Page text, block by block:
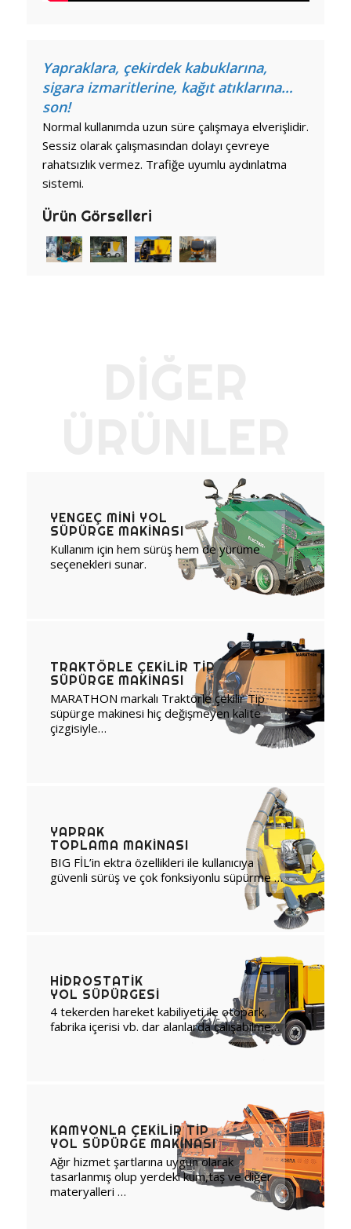
Yapraklara, çekirdek kabuklarına,
sigara izmaritlerine, kağıt atıklarına…
son!
Normal kullanımda uzun süre çalışmaya elverişlidir.
Sessiz olarak çalışmasından dolayı çevreye
rahatsızlık vermez. Trafiğe uyumlu aydınlatma
sistemi.
Ürün Görselleri
YENGEÇ MINI YOL
SÜPÜRGE MAKINASI
Kullanım için hem sürüş hem de yürüme
seçenekleri sunar.
TRAKTÖRLE ÇEKILIR TIP
SÜPÜRGE MAKINASI
MARATHON markalı Traktörle çekilir Tip
süpürge makinesi hiç değişmeyen kalite
çizgisiyle…
YAPRAK
TOPLAMA MAKINASI
BIG FİL’in ektra özellikleri ile kullanıcıya
güvenli sürüş ve çok fonksiyonlu süpürme …
HIDROSTATIK
YOL SÜPÜRGESI
4 tekerden hareket kabiliyeti ile otopark,
fabrika içerisi vb. dar alanlarda çalışabilme…
KAMYONLA ÇEKILIR TIP
YOL SÜPÜRGE MAKINASI
Ağır hizmet şartlarına uygun olarak
tasarlanmış olup yerdeki kum,taş ve diğer
materyalleri …